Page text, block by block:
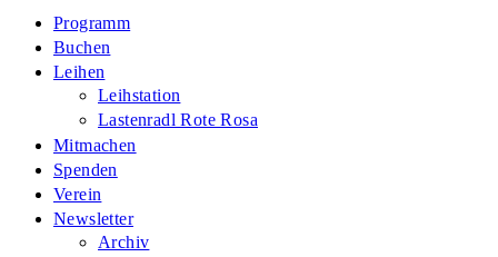
Programm
Buchen
Leihen
Leihstation
Lastenradl Rote Rosa
Mitmachen
Spenden
Verein
Newsletter
Archiv